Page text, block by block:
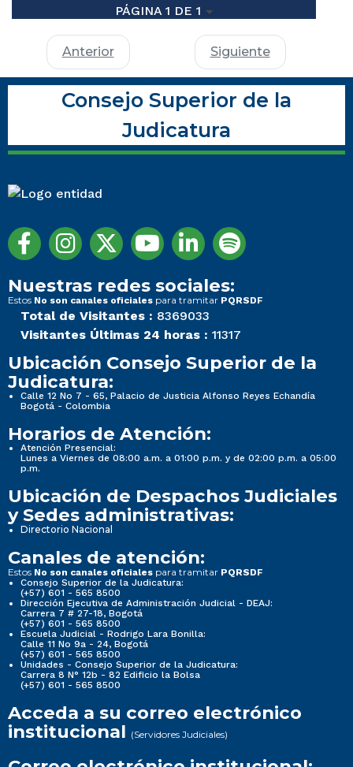
PÁGINA 1 DE 1
Anterior Siguiente
Consejo Superior de la
Judicatura
Nuestras redes sociales:
Estos No son canales oficiales para tramitar PQRSDF
Total de Visitantes : 8369033
Visitantes Últimas 24 horas : 11317
Ubicación Consejo Superior de la
Judicatura:
Calle 12 No 7 - 65, Palacio de Justicia Alfonso Reyes Echandía
Bogotá - Colombia
Horarios de Atención:
Atención Presencial:
Lunes a Viernes de 08:00 a.m. a 01:00 p.m. y de 02:00 p.m. a 05:00
p.m.
Ubicación de Despachos Judiciales
y Sedes administrativas:
Directorio Nacional
Canales de atención:
Estos No son canales oficiales para tramitar PQRSDF
Consejo Superior de la Judicatura:
(+57) 601 - 565 8500
Dirección Ejecutiva de Administración Judicial - DEAJ:
Carrera 7 # 27-18, Bogotá
(+57) 601 - 565 8500
Escuela Judicial - Rodrigo Lara Bonilla:
Calle 11 No 9a - 24, Bogotá
(+57) 601 - 565 8500
Unidades - Consejo Superior de la Judicatura:
Carrera 8 N° 12b - 82 Edificio la Bolsa
(+57) 601 - 565 8500
Acceda a su correo electrónico
institucional (Servidores Judiciales)